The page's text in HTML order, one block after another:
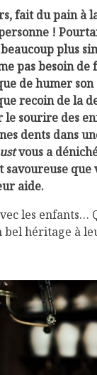
fait du pain à
!
plus
pas besoin de
de humer
recoin de la
le sourire des
dents dans
vous a
savoureuse que
aide.
les enfants…
bel héritage à
à faire
même
de garage et
!
du sucre
aux
et